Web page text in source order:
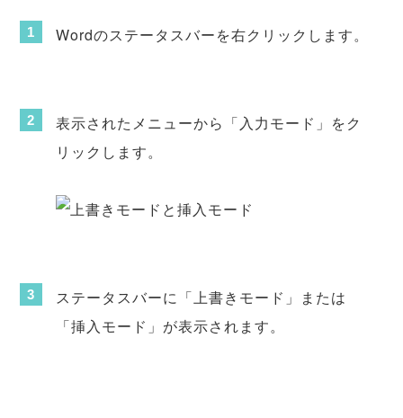
Wordのステータスバーを右クリックします。
表示されたメニューから「入力モード」をク
リックします。
ステータスバーに「上書きモード」または
「挿入モード」が表示されます。